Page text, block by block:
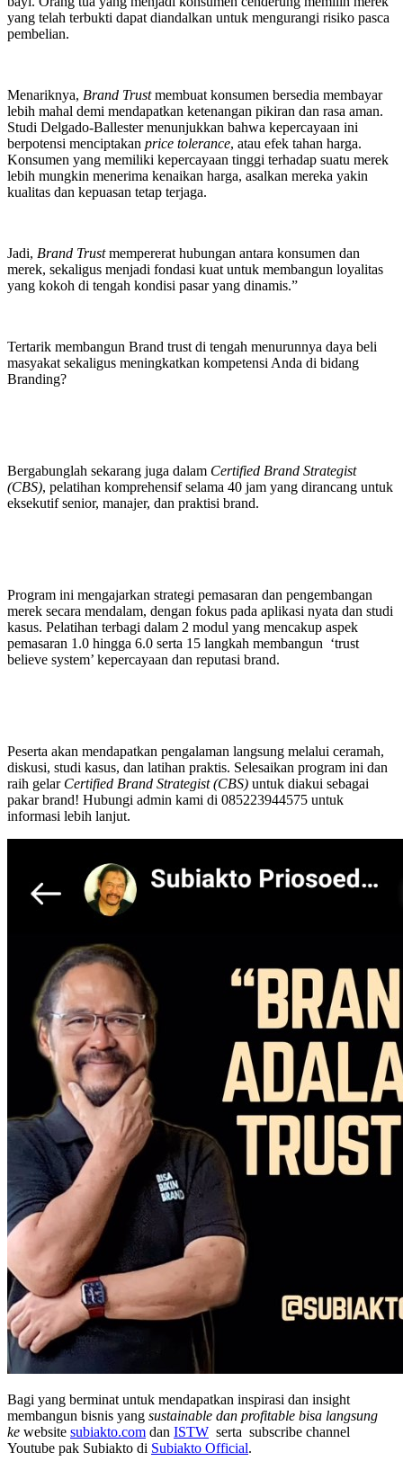
yang telah terbukti dapat diandalkan untuk mengurangi risiko pasca
pembelian.
Menariknya, Brand Trustmembuat konsumen bersedia membayar
lebih mahal demi mendapatkan ketenangan pikiran dan rasa aman.
Studi Delgado-Ballester menunjukkan bahwa kepercayaan ini
berpotensi menciptakan price tolerance, atau efek tahan harga.
Konsumen yang memiliki kepercayaan tinggi terhadap suatu merek
lebih mungkin menerima kenaikan harga, asalkan mereka yakin
kualitas dan kepuasan tetap terjaga.
Jadi, Brand Trustmempererat hubungan antara konsumen dan
merek, sekaligus menjadi fondasi kuat untuk membangun loyalitas
yang kokoh di tengah kondisi pasar yang dinamis.”
Tertarik membangun Brand trust di tengah menurunnya daya beli
masyakat sekaligus meningkatkan kompetensi Anda di bidang
Branding?
Bergabunglah sekarang juga dalam Certified Brand Strategist
(CBS), pelatihan komprehensif selama 40 jam yang dirancang untuk
eksekutif senior, manajer, dan praktisi brand.
Program ini mengajarkan strategi pemasaran dan pengembangan
merek secara mendalam, dengan fokus pada aplikasi nyata dan studi
kasus. Pelatihan terbagi dalam 2 modul yang mencakup aspek
pemasaran 1.0 hingga 6.0 serta 15 langkah membangun ‘trust
believe system’ kepercayaan dan reputasi brand.
Peserta akan mendapatkan pengalaman langsung melalui ceramah,
diskusi, studi kasus, dan latihan praktis. Selesaikan program ini dan
raih gelar Certified Brand Strategist (CBS) untuk diakui sebagai
pakar brand! Hubungi admin kami di 085223944575 untuk
informasi lebih lanjut.
Bagi yang berminat untuk mendapatkan inspirasi dan insight
membangun bisnis yang sustainable dan profitable bisa langsung
ke website subiakto.com dan ISTW serta subscribe channel
Youtube pak Subiakto di Subiakto Official.